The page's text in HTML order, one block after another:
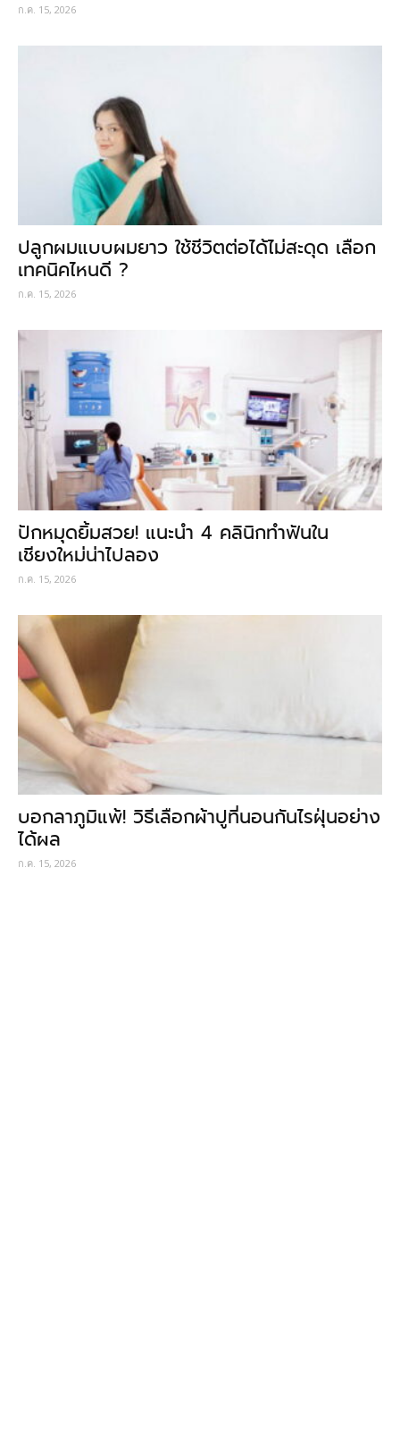
ก.ค. 15, 2026
ปลูกผมแบบผมยาว ใช้ชีวิตต่อได้ไม่สะดุด เลือก
เทคนิคไหนดี ?
ก.ค. 15, 2026
ปักหมุดยิ้มสวย! แนะนำ 4 คลินิกทำฟันใน
เชียงใหม่น่าไปลอง
ก.ค. 15, 2026
บอกลาภูมิแพ้! วิธีเลือกผ้าปูที่นอนกันไรฝุ่นอย่าง
ได้ผล
ก.ค. 15, 2026